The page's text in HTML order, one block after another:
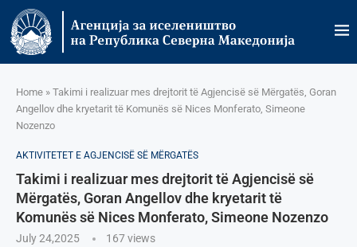
Home » Takimi i realizuar mes drejtorit të Agjencisë së Mërgatës, Goran
Angellov dhe kryetarit të Komunës së Nices Monferato, Simeone
Nozenzo
AKTIVITETET E AGJENCISË SË МËRGATËS
Takimi i realizuar mes drejtorit të Agjencisë së
Mërgatës, Goran Angellov dhe kryetarit të
Komunës së Nices Monferato, Simeone Nozenzo
July 24,2025 167views